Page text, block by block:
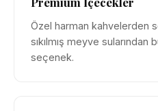
Özel harman kahvelerden
sıkılmış meyve sularından
seçenek.